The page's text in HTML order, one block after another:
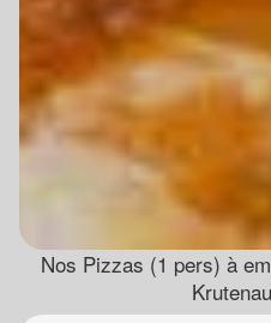
Nos Pizzas (1 pers) à